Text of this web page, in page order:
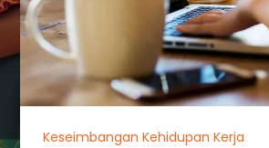
Keseimbangan Kehidupan Kerja